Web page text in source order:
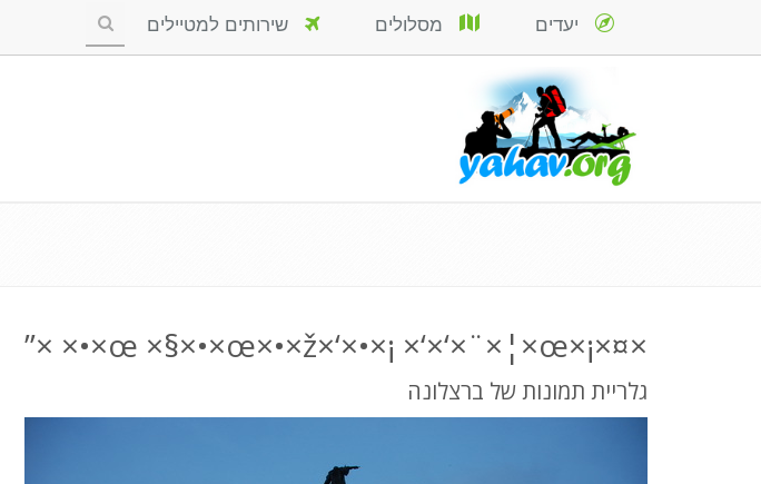
יעדים מסלולים שירותים למטיילים
×¤×¡×œ ×§×•×œ×•×ž×‘×•×¡ ×‘×‘×¨×¦×œ×•× ×”
גלריית תמונות של ברצלונה